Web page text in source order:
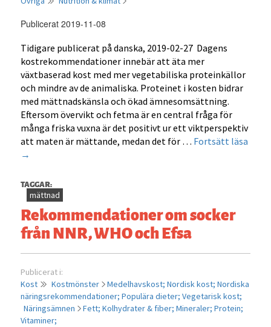
Publicerat 2019-11-08
Tidigare publicerat på danska, 2019-02-27 Dagens
kostrekommendationer innebär att äta mer
växtbaserad kost med mer vegetabiliska proteinkällor
och mindre av de animaliska. Proteinet i kosten bidrar
med mättnadskänsla och ökad ämnesomsättning.
Eftersom övervikt och fetma är en central fråga för
många friska vuxna är det positivt ur ett viktperspektiv
att maten är mättande, medan det för … Fortsätt läsa
→
TAGGAR:
mättnad
Rekommendationer om socker
från NNR, WHO och Efsa
Publicerat i:
Kost
Kostmönster Medelhavskost;Nordisk kost;Nordiska
näringsrekommendationer;Populära dieter;Vegetarisk kost;
Näringsämnen
Fett;Kolhydrater & fiber;Mineraler;Protein;
Vitaminer;